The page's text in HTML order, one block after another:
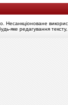
яке редагування